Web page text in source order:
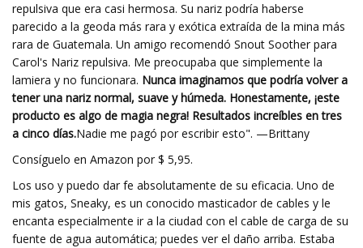
repulsiva que era casi hermosa. Su nariz podría haberse
parecido a la geoda más rara y exótica extraída de la mina más
rara de Guatemala. Un amigo recomendó Snout Soother para
Carol's Nariz repulsiva. Me preocupaba que simplemente la
lamiera y no funcionara. Nunca imaginamos que podría volver a
tener una nariz normal, suave y húmeda. Honestamente, ¡este
producto es algo de magia negra! Resultados increíbles en tres
a cinco días.Nadie me pagó por escribir esto". —Brittany
Consíguelo en Amazon por $ 5,95.
Los uso y puedo dar fe absolutamente de su eficacia. Uno de
mis gatos, Sneaky, es un conocido masticador de cables y le
encanta especialmente ir a la ciudad con el cable de carga de su
fuente de agua automática; puedes ver el daño arriba. Estaba